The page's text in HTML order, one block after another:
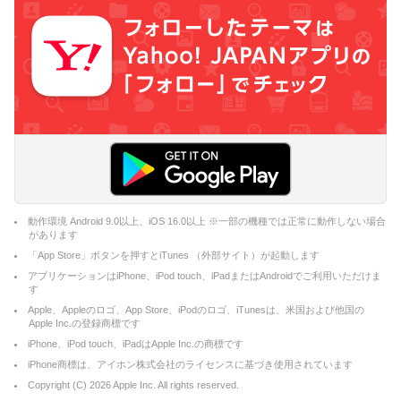
動作環境 Android 9.0以上、iOS 16.0以上 ※一部の機種では正常に動作しない場合
があります
「App Store」ボタンを押すとiTunes （外部サイト）が起動します
アプリケーションはiPhone、iPod touch、iPadまたはAndroidでご利用いただけま
す
Apple、Appleのロゴ、App Store、iPodのロゴ、iTunesは、米国および他国の
Apple Inc.の登録商標です
iPhone、iPod touch、iPadはApple Inc.の商標です
iPhone商標は、アイホン株式会社のライセンスに基づき使用されています
Copyright (C) 2026Apple Inc. All rights reserved.